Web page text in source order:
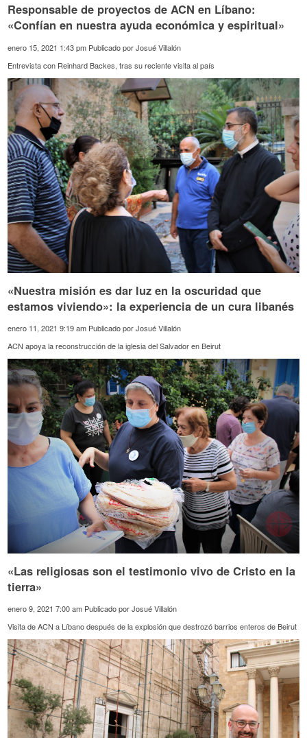
Responsable de proyectos de ACN en Líbano:
«Confían en nuestra ayuda económica y espiritual»
enero 15, 2021 1:43 pm Publicado porJosué Villalón
Entrevista con Reinhard Backes, tras su reciente visita al país
«Nuestra misión es dar luz en la oscuridad que
estamos viviendo»: la experiencia de un cura libanés
enero 11, 2021 9:19 am Publicado porJosué Villalón
ACN apoya la reconstrucción de la iglesia del Salvador en Beirut
«Las religiosas son el testimonio vivo de Cristo en la
tierra»
enero 9, 2021 7:00 am Publicado porJosué Villalón
Visita de ACN a Líbano después de la explosión que destrozó barrios enteros de Beirut